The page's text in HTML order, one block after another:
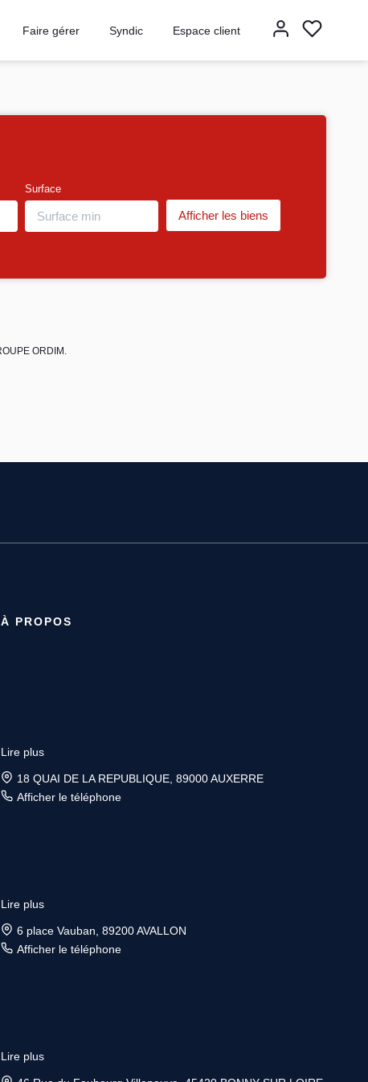
Faire gérer Syndic Espace client
Surface
ORDIM.
À PROPOS
Lire plus
18 QUAI DE LA REPUBLIQUE, 89000 AUXERRE
Afficher le téléphone
Lire plus
6 place Vauban, 89200 AVALLON
Afficher le téléphone
Lire plus